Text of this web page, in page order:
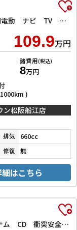
X ETC 全周囲カメラ 両側スライド・片側電動 ナビ TV クリアランスソナー レーンアシスト 衝突被害軽減システム オートライト スマートキー アイドリングストップ 電動格納ミラー
109.9万円
諸費用(税込)
8万円
)
ン松阪船江店
排気 660cc
修復 無
はこちら
F キーレスエントリー AT 盗難防止システム CD 衝突安全ボディ エアコン パワーステアリング パワーウィンドウ